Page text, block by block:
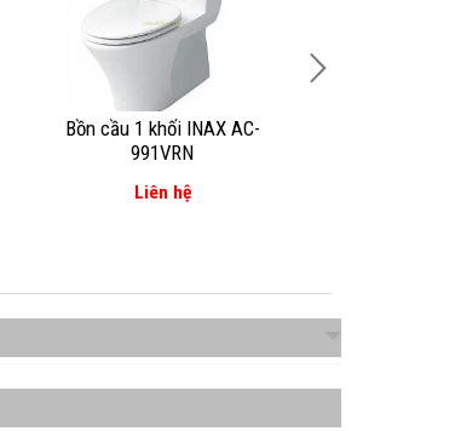
Bồn cầu 1 khối INAX AC-
991VRN
Liên hệ